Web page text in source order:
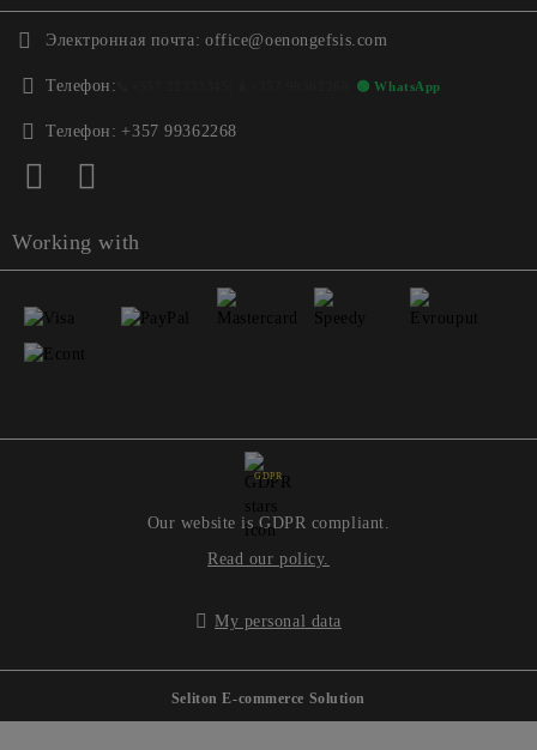
Электронная почта: office@oenongefsis.com
Телефон: 🟢 WhatsApp
Телефон: +357 99362268
Working with
GDPR
Our website is GDPR compliant.
Read our policy.
My personal data
Seliton E-commerce Solution